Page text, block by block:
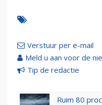
Verstuur per e-mail
Meld u aan voor de
Tip de redactie
Ruim 80